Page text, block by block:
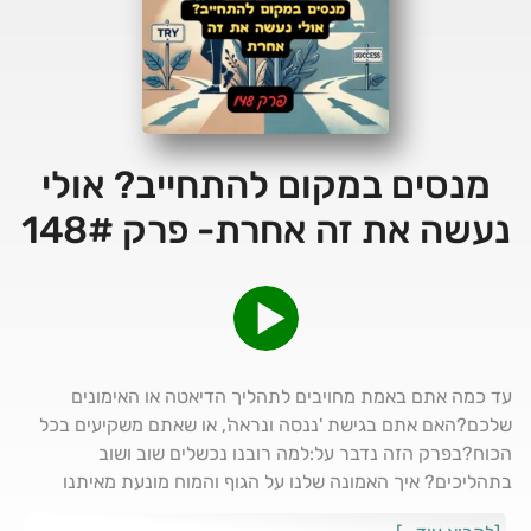
מנסים במקום להתחייב? אולי
נעשה את זה אחרת- פרק 148#
עד כמה אתם באמת מחויבים לתהליך הדיאטה או האימונים
שלכם?האם אתם בגישת 'ננסה ונראה', או שאתם משקיעים בכל
הכוח?בפרק הזה נדבר על:למה רובנו נכשלים שוב ושוב
בתהליכים? איך האמונה שלנו על הגוף והמוח מונעת מאיתנו